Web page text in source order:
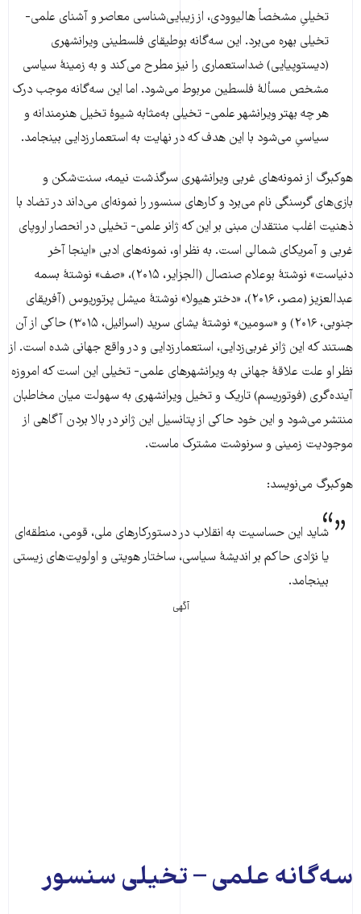
تخیلیِ مشخصاً هالیوودی، از زیبایی‌شناسی معاصر و آشنای علمی-
تخیلی بهره می‌برد. این سه‌گانه بوطیقای فلسطینی ویرانشهری
(دیستوپیایی) ضداستعماری را نیز مطرح می‌کند و به زمینۀ سیاسی
مشخص مسألۀ فلسطین مربوط می‌شود. اما این سه‌گانه موجب درک
هر چه بهتر ویرانشهر علمی- تخیلی به‌مثابه شیوۀ تخیل هنرمندانه و
سیاسیِ می‌شود با این هدف که در نهایت به استعمارزدایی بینجامد.
هوکبرگ از نمونه‌های غربی ویرانشهری سرگذشت نیمه، سنت‌شکن و
بازی‌های گرسنگی نام می‌برد و کارهای سنسور را نمونه‌ای می‌داند در تضاد با
ذهنیت اغلب منتقدان مبنی بر این که ژانر علمی- تخیلی در انحصار اروپای
غربی و آمریکای شمالی است. به نظر او، نمونه‌های ادبی «اینجا آخر
دنیاست» نوشتۀ بوعلام صنصال (الجزایر، ۲۰۱۵)، «صف» نوشتۀ بسمه
عبدالعزیز (مصر، ۲۰۱۶)، «دختر هیولا» نوشتۀ‌ میشل پرتوریوس (آفریقای
جنوبی، ۲۰۱۶) و «سومین» نوشتۀ یشای سرید (اسرائیل، ۳۰۱۵) حاکی از آن
هستند که این ژانر غربی‌زدایی، استعمارزدایی و در واقع جهانی شده است. از
نظر او علت علاقۀ جهانی به ویرانشهرهای علمی- تخیلی این است که امروزه
آینده‌گری (فوتوریسم) تاریک و تخیل ویرانشهری به سهولت میان مخاطبان
منتشر می‌شود و این خود حاکی از پتانسیل این ژانر در بالا بردن آگاهی از
موجودیت زمینی و سرنوشت مشترک ماست.
هوکبرگ می‌نویسد:
شاید این حساسیت به انقلاب در دستورکارهای ملی، قومی، منطقه‌ای
یا نژادی حاکم بر اندیشۀ سیاسی، ساختار هویتی و اولویت‌های زیستی
بینجامد.
آگهی
سه‌گانه علمی – تخیلی سنسور